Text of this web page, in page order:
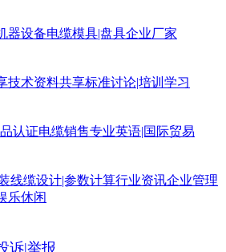
器设备电缆模具|盘具企业厂家
技术资料共享标准讨论|培训学习
认证电缆销售专业英语|国际贸易
线缆设计|参数计算行业资讯企业管理
乐休闲
诉|举报